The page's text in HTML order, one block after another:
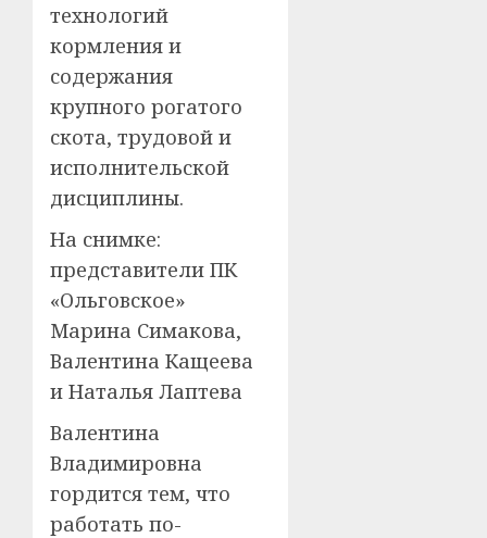
технологий
кормления и
содержания
крупного рогатого
скота, трудовой и
исполнительской
дисциплины.
На снимке:
представители ПК
«Ольговское»
Марина Симакова,
Валентина Кащеева
и Наталья Лаптева
Валентина
Владимировна
гордится тем, что
работать по-